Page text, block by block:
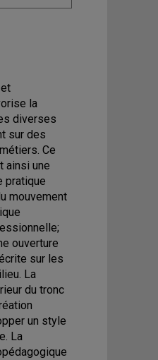
la
diverses
sur des
Ce
ainsi une
pratique
mouvement
ouverture
sur les
La
du tronc
un style
La